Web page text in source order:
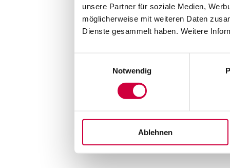
unsere Partner für soziale Medien,
möglicherweise mit weiteren Daten
Dienste gesammelt haben. Weitere
Notwendig
Ablehnen